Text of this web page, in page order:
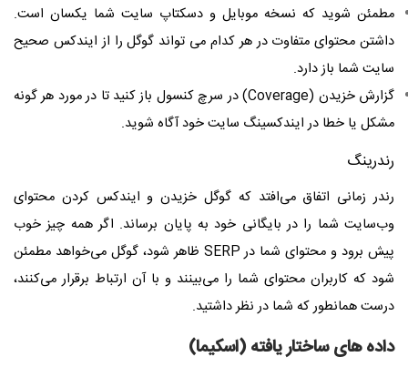
مطمئن شوید که نسخه موبایل و دسکتاپ سایت شما یکسان است.
داشتن محتوای متفاوت در هر کدام می تواند گوگل را از ایندکس صحیح
سایت شما باز دارد.
گزارش خزیدن (Coverage) در سرچ کنسول باز کنید تا در مورد هر گونه
مشکل یا خطا در ایندکسینگ سایت خود آگاه شوید.
رندرینگ
رندر زمانی اتفاق می‌افتد که گوگل خزیدن و ایندکس کردن محتوای
وب‌سایت شما را در بایگانی خود به پایان برساند. اگر همه چیز خوب
پیش برود و محتوای شما در SERP ظاهر شود، گوگل می‌خواهد مطمئن
شود که کاربران محتوای شما را می‌بینند و با آن ارتباط برقرار می‌کنند،
درست همانطور که شما در نظر داشتید.
داده های ساختار یافته (اسکیما)